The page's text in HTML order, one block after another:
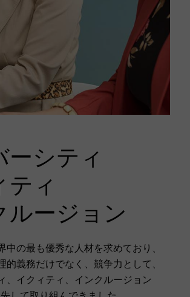
ーシティ
ティ
ルージョン
中の最も優秀な人材を求めており、
的義務だけでなく、競争力として、
、イクィティ、インクルージョン